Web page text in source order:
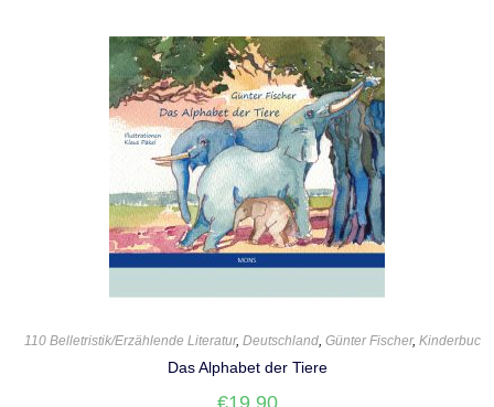
110 Belletristik/Erzählende Literatur,Deutschland,Günter Fischer,Kinderbuch
Das Alphabet der Tiere
€19,90